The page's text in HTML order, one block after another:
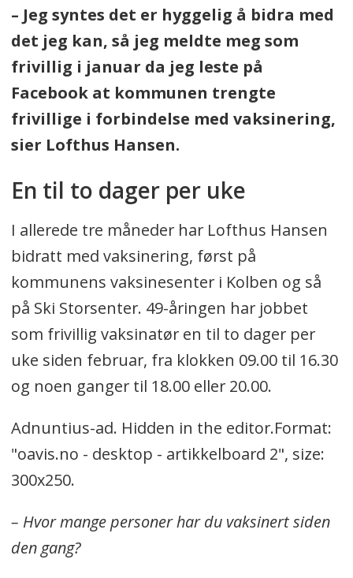
– Jeg syntes det er hyggelig å bidra med
det jeg kan, så jeg meldte meg som
frivillig i januar da jeg leste på
Facebook at kommunen trengte
frivillige i forbindelse med vaksinering,
sier Lofthus Hansen.
En til to dager per uke
I allerede tre måneder har Lofthus Hansen
bidratt med vaksinering, først på
kommunens vaksinesenter i Kolben og så
på Ski Storsenter. 49-åringen har jobbet
som frivillig vaksinatør en til to dager per
uke siden februar, fra klokken 09.00 til 16.30
og noen ganger til 18.00 eller 20.00.
Adnuntius-ad. Hidden in the editor.Format:
"oavis.no - desktop - artikkelboard 2", size:
300x250.
– Hvor mange personer har du vaksinert siden
den gang?